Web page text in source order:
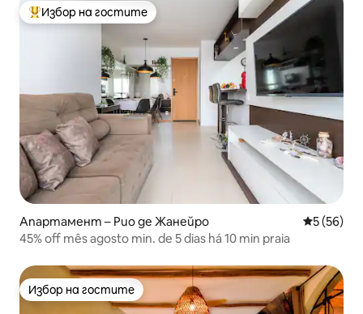
Най-популярен избор на гостите
Избор на гостите
Апартамент – Рио де Жанейро Средна
5 (56)
45% off mês agosto min. de 5 dias há 10 min praia
Избор на гостите
Избор на гостите